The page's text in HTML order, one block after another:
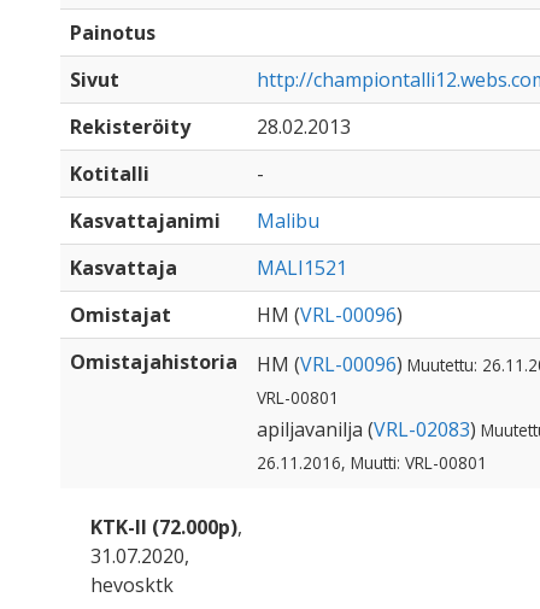
Painotus
Sivut
http://
Rekisteröity
28.02.2013
Kotitalli
-
Kasvattajanimi
Malibu
Kasvattaja
MALI1521
Omistajat
HM (VRL-00096)
Omistajahistoria
HM (VRL-00096) Muutettu:
VRL-00801
apiljavanilja (VRL-02083)
26.11.2016, Muutti: VRL-00801
KTK-II (72.000p),
31.07.2020,
hevosktk